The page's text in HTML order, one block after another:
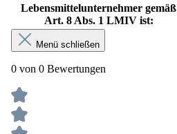
Lebensmittelunternehmer gemäß
Art. 8 Abs. 1 LMIV ist:
Menü schließen
0 von 0 Bewertungen